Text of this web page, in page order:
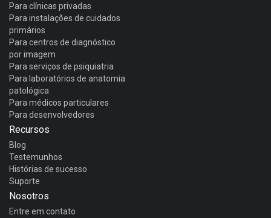
Para clínicas privadas
Para instalações de cuidados
primários
Para centros de diagnóstico
por imagem
Para serviços de psiquiatria
Para laboratórios de anatomia
patológica
Para médicos particulares
Para desenvolvedores
Recursos
Blog
Testemunhos
Histórias de sucesso
Suporte
Nosotros
Entre em contato